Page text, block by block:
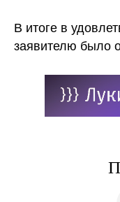
В итоге в
заявителю было